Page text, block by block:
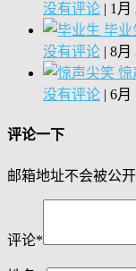
没有评论 | 1月
毕业
没有评论 | 8月
惊
没有评论 | 6月
评论一下
邮箱地址不会被公开
评论*